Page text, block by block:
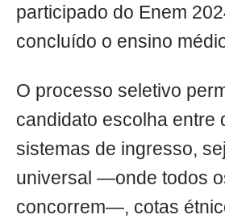
participado do Enem
concluído o ensino
O processo seletivo
candidato escolha entre
sistemas de ingresso,
universal —onde todos
concorrem—, cotas